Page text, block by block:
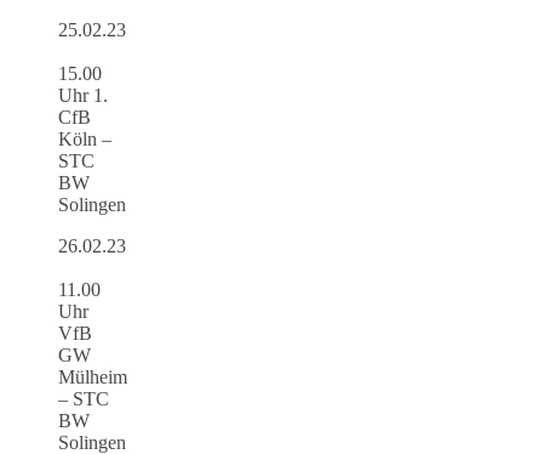
25.02.23
15.00
Uhr 1.
CfB
Köln –
STC
BW
Solingen
26.02.23
11.00
Uhr
VfB
GW
Mülheim
– STC
BW
Solingen